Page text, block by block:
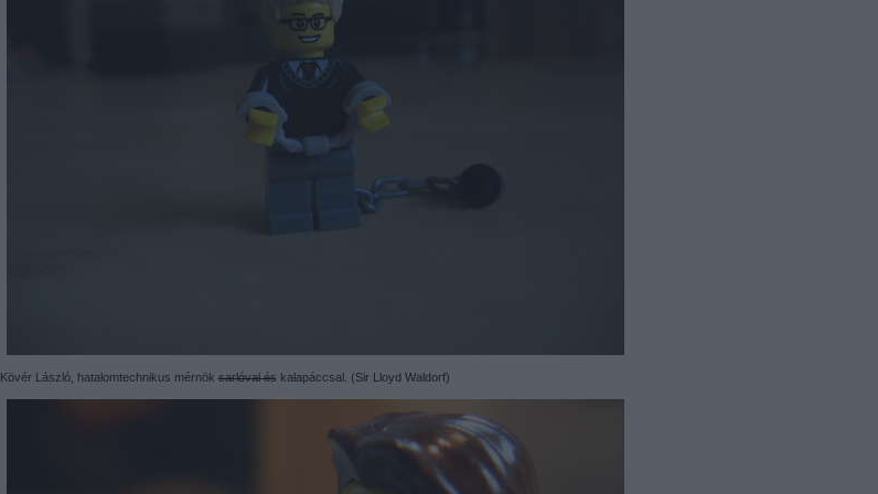
Kövér László, hatalomtechnikus mérnöksarlóval éskalapáccsal. (Sir Lloyd Waldorf)